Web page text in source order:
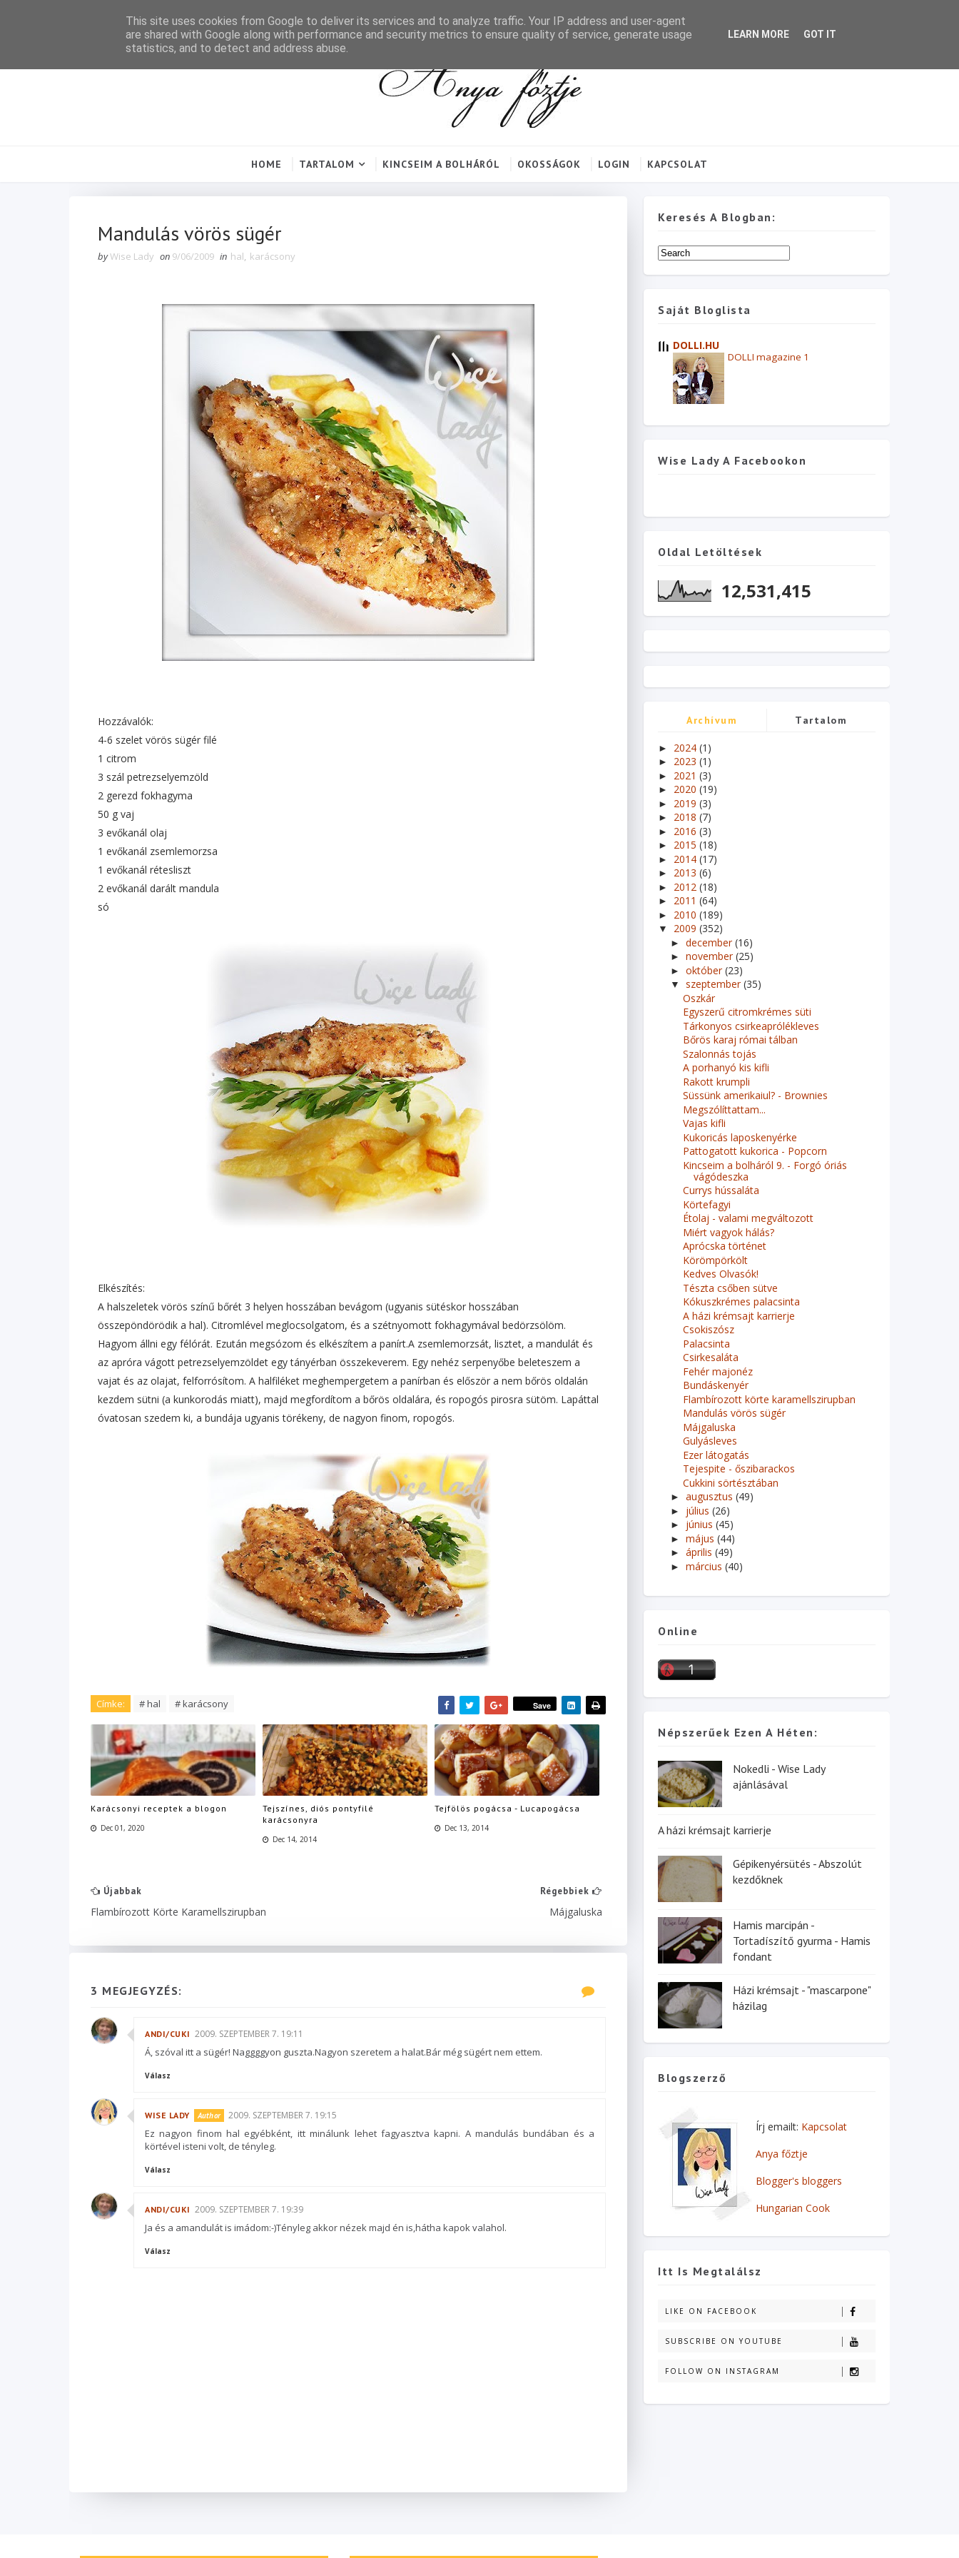
HOME TARTALOM KINCSEIM A BOLHÁRÓL OKOSSÁGOK LOGIN KAPCSOLAT
Mandulás vörös sügér
byWise Lady on 9/06/2009 in hal, karácsony
Hozzávalók:
4-6 szelet vörös sügér filé
1 citrom
3 szál petrezselyemzöld
2 gerezd fokhagyma
50 g vaj
3 evőkanál olaj
1 evőkanál zsemlemorzsa
1 evőkanál rétesliszt
2 evőkanál darált mandula
só
Elkészítés:
A halszeletek vörös színű bőrét 3 helyen hosszában bevágom (ugyanis sütéskor hosszában
összepöndörödik a hal). Citromlével meglocsolgatom, és a szétnyomott fokhagymával bedörzsölöm.
Hagyom állni egy félórát. Ezután megsózom és elkészítem a panírt.A zsemlemorzsát, lisztet, a mandulát és
az apróra vágott petrezselyemzöldet egy tányérban összekeverem. Egy nehéz serpenyőbe beleteszem a
vajat és az olajat, felforrósítom. A halfiléket meghempergetem a panírban és először a nem bőrös oldalán
kezdem sütni (a kunkorodás miatt), majd megfordítom a bőrös oldalára, és ropogós pirosra sütöm. Lapáttal
óvatosan szedem ki, a bundája ugyanis törékeny, de nagyon finom, ropogós.
Címke: # hal # karácsony Save
Karácsonyi receptek a blogon
Dec 01, 2020
Tejszínes, diós pontyfilé
karácsonyra
Dec 14, 2014
Tejfölös pogácsa - Lucapogácsa
Dec 13, 2014
Újabbak
Flambírozott Körte Karamellszirupban
Régebbiek
Májgaluska
3 MEGJEGYZÉS:
ANDI/CUKI 2009. SZEPTEMBER 7. 19:11
Á, szóval itt a sügér! Naggggyon guszta.Nagyon szeretem a halat.Bár még sügért nem ettem.
Válasz
WISE LADY 2009. SZEPTEMBER 7. 19:15
Ez nagyon finom hal egyébként, itt minálunk lehet fagyasztva kapni. A mandulás bundában és a
körtével isteni volt, de tényleg.
Válasz
ANDI/CUKI 2009. SZEPTEMBER 7. 19:39
Ja és a amandulát is imádom:-)Tényleg akkor nézek majd én is,hátha kapok valahol.
Válasz
Keresés A Blogban:
Saját Bloglista
DOLLI.HU
DOLLI magazine 1
Wise Lady A Facebookon
Oldal Letöltések
12,531,415
Archívum Tartalom
► 2024 (1)
► 2023 (1)
► 2021 (3)
► 2020 (19)
► 2019 (3)
► 2018 (7)
► 2016 (3)
► 2015 (18)
► 2014 (17)
► 2013 (6)
► 2012 (18)
► 2011 (64)
► 2010 (189)
▼ 2009 (352)
► december(16)
► november(25)
► október(23)
▼ szeptember(35)
Oszkár
Egyszerű citromkrémes süti
Tárkonyos csirkeaprólékleves
Bőrös karaj római tálban
Szalonnás tojás
A porhanyó kis kifli
Rakott krumpli
Süssünk amerikaiul? - Brownies
Megszólíttattam...
Vajas kifli
Kukoricás laposkenyérke
Pattogatott kukorica - Popcorn
Kincseim a bolháról 9. - Forgó óriás
vágódeszka
Currys hússaláta
Körtefagyi
Étolaj - valami megváltozott
Miért vagyok hálás?
Aprócska történet
Körömpörkölt
Kedves Olvasók!
Tészta csőben sütve
Kókuszkrémes palacsinta
A házi krémsajt karrierje
Csokiszósz
Palacsinta
Csirkesaláta
Fehér majonéz
Bundáskenyér
Flambírozott körte karamellszirupban
Mandulás vörös sügér
Májgaluska
Gulyásleves
Ezer látogatás
Tejespite - őszibarackos
Cukkini sörtésztában
► augusztus (49)
► július (26)
► június (45)
► május (44)
► április (49)
► március (40)
Online
Népszerűek Ezen A Héten:
Nokedli - Wise Lady
ajánlásával
A házi krémsajt karrierje
Gépikenyérsütés - Abszolút
kezdőknek
Hamis marcipán -
Tortadíszítő gyurma - Hamis
fondant
Házi krémsajt - "mascarpone"
házilag
Blogszerző
Írj emailt: Kapcsolat
Anya főztje
Blogger's bloggers
Hungarian Cook
Itt Is Megtalálsz
LIKE ON FACEBOOK
SUBSCRIBE ON YOUTUBE
FOLLOW ON INSTAGRAM
This site uses cookies from Google to deliver its services and to analyze traffic. Your IP address and user-agent
are shared with Google along with performance and security metrics to ensure quality of service, generate usage
statistics, and to detect and address abuse.
LEARN MORE GOT IT